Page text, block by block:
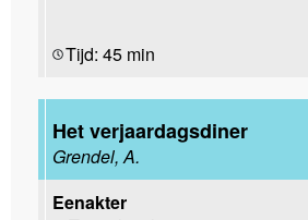
Tijd: 45 min
Het verjaardagsdiner
Grendel, A.
Eenakter